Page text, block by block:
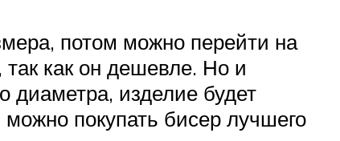
потом можно перейти на
так как он дешевле. Но и
диаметра, изделие будет
покупать бисер лучшего